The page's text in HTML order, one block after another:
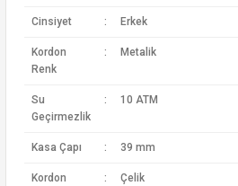
Cinsiyet : Erkek
Kordon
Renk
: Metalik
Su
Geçirmezlik
: 10 ATM
Kasa Çapı : 39 mm
Kordon
: Çelik